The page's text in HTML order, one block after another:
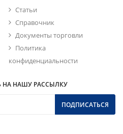
Статьи
Справочник
Документы торговли
Политика
конфиденциальности
НАШУ РАССЫЛКУ
ПОДПИСАТЬСЯ